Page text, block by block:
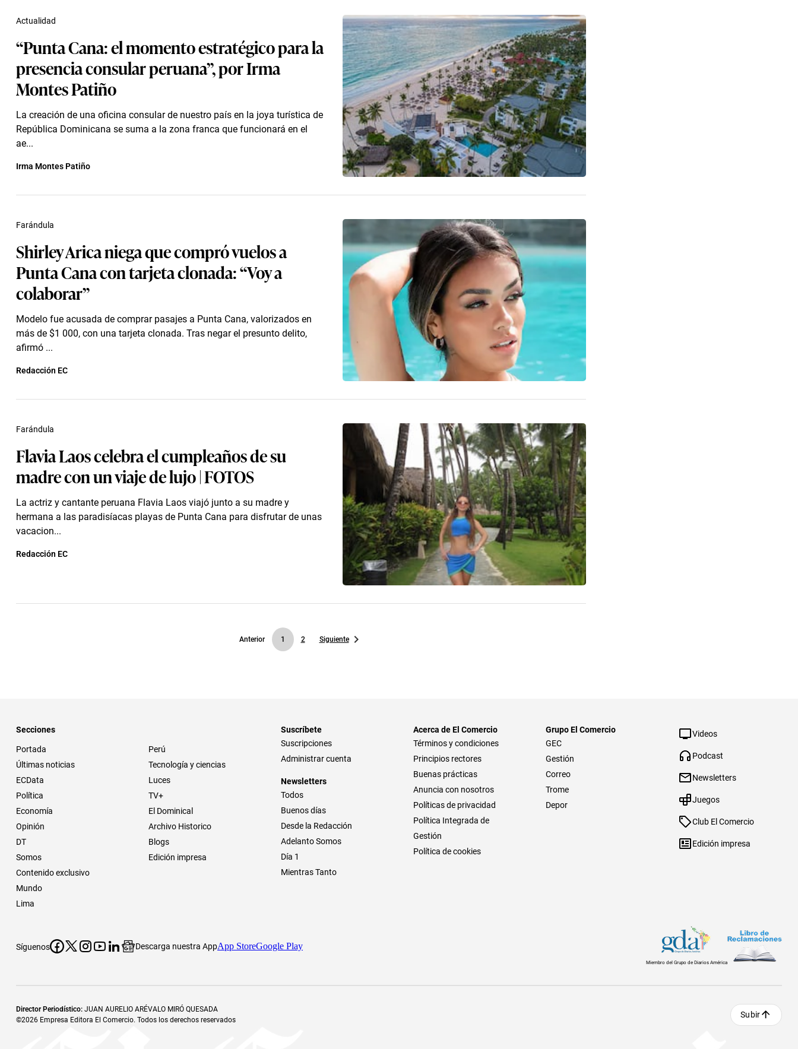
“Punta Cana: el momento estratégico para la
presencia consular peruana”, por Irma
Montes Patiño
La creación de una oficina consular de nuestro país en la joya turística de
República Dominicana se suma a la zona franca que funcionará en el
ae...
Actualidad
Irma Montes Patiño
Shirley Arica niega que compró vuelos a
Punta Cana con tarjeta clonada: “Voy a
colaborar”
Modelo fue acusada de comprar pasajes a Punta Cana, valorizados en
más de $1 000, con una tarjeta clonada. Tras negar el presunto delito,
afirmó ...
Farándula
Redacción EC
Flavia Laos celebra el cumpleaños de su
madre con un viaje de lujo | FOTOS
La actriz y cantante peruana Flavia Laos viajó junto a su madre y
hermana a las paradisíacas playas de Punta Cana para disfrutar de unas
vacacion...
Farándula
Redacción EC
Anterior 1 2 Siguiente
Secciones
Portada
Últimas noticias
ECData
Política
Economía
Opinión
DT
Somos
Contenido exclusivo
Mundo
Lima
Perú
Tecnología y ciencias
Luces
TV+
El Dominical
Archivo Historico
Blogs
Edición impresa
Suscríbete
Suscripciones
Administrar cuenta
Newsletters
Todos
Buenos días
Desde la Redacción
Adelanto Somos
Día 1
Mientras Tanto
Acerca de El Comercio
Términos y condiciones
Principios rectores
Buenas prácticas
Anuncia con nosotros
Políticas de privacidad
Política Integrada de
Gestión
Política de cookies
Grupo El Comercio
GEC
Gestión
Correo
Trome
Depor
Videos
Podcast
Newsletters
Juegos
Club El Comercio
Edición impresa
Síguenos Descarga nuestra AppApp StoreGoogle Play
Miembro del Grupo de Diarios América
Director Periodístico: JUAN AURELIO ARÉVALO MIRÓ QUESADA
©2026 Empresa Editora El Comercio. Todos los derechos reservados
Subir